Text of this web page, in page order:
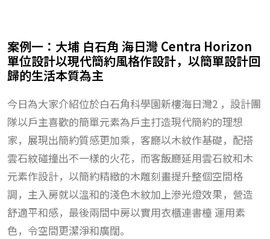
案例一：大埔 白石角 海日灣 Centra Horizon
單位設計以現代簡約風格作設計，以簡單設計回
歸的生活本質為主
今日為大家介紹位於白石角科學園新樓海日灣2 ，設計團
隊以戶主喜歡的簡單元素為戶主打造現代簡約的理想
家，展現出簡約質感更加乘，客廳以木紋作基礎，配搭
雲石紋碰撞出不一樣的火花，而客飯廳延用雲石紋和木
元素作設計，以簡約精緻的木雕刻畫提升整個空間格
調，主入房就以溫和的淺色木紋加上滲光燈效果，營造
舒適平和感，最後兩間中房以實用衣櫃連書檯 運用素
色，令空間更潔淨和廣闊。